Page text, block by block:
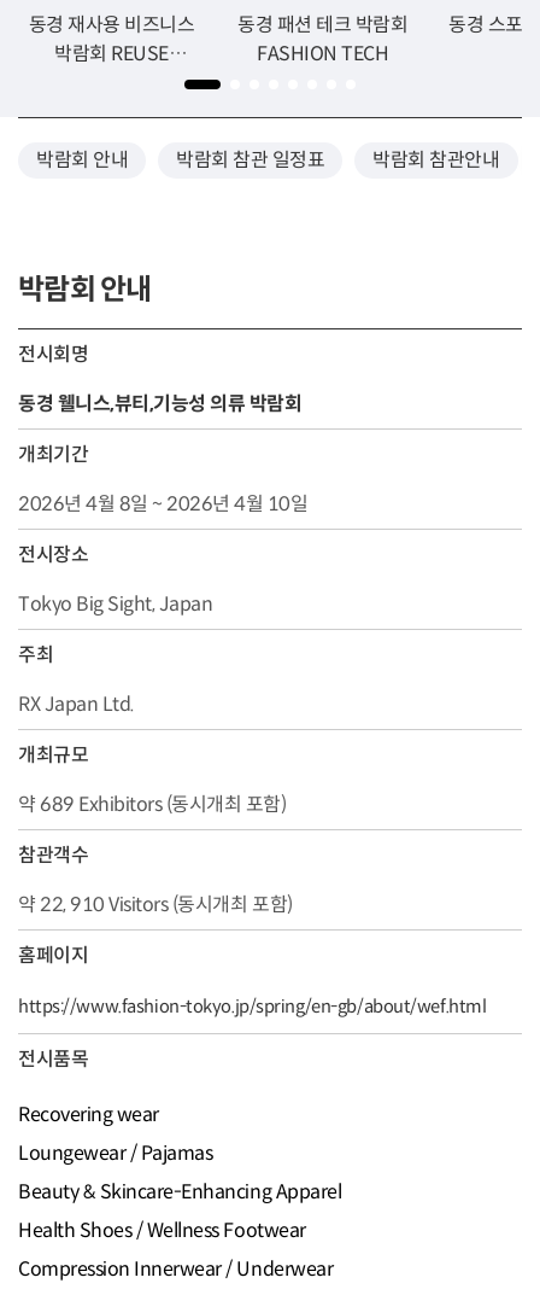
동경 재사용 비즈니스
박람회 REUSE
2026
동경 패션 테크 박람회
FASHION TECH
동경 스포
박람회 안내 박람회 참관 일정표 박람회 참관안내
박람회 안내
전시회명
동경 웰니스,뷰티,기능성 의류 박람회
개최기간
2026년 4월 8일 ~ 2026년 4월 10일
전시장소
Tokyo Big Sight, Japan
주최
RX Japan Ltd.
개최규모
약 689 Exhibitors (동시개최 포함)
참관객수
약 22, 910 Visitors (동시개최 포함)
홈페이지
https://www.fashion-tokyo.jp/spring/en-gb/about/wef.html
전시품목
Recovering wear
Loungewear / Pajamas
Beauty & Skincare-Enhancing Apparel
Health Shoes / Wellness Footwear
Compression Innerwear / Underwear